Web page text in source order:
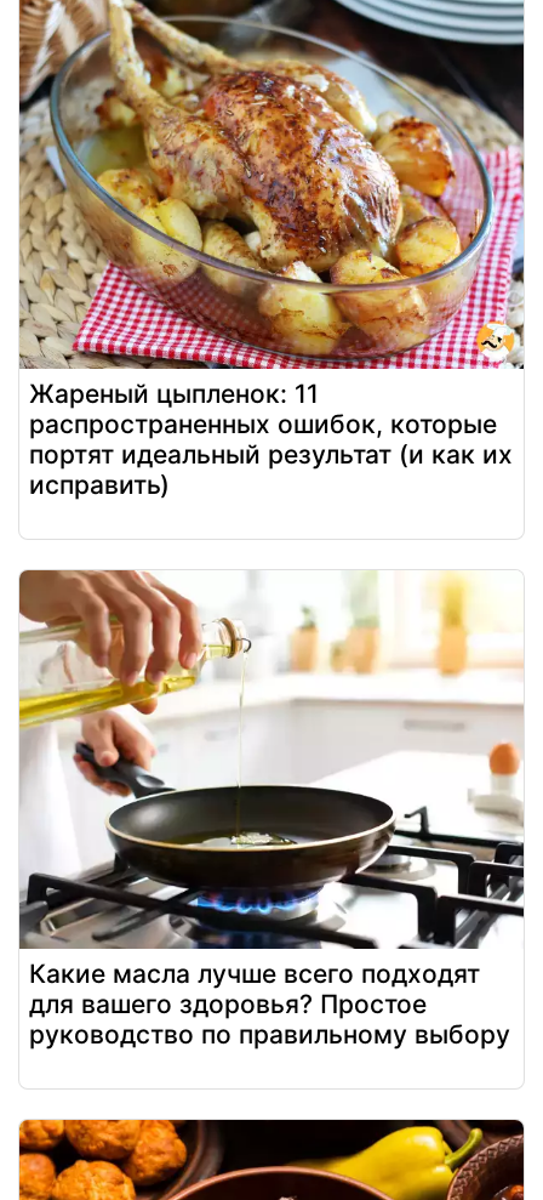
Жареный цыпленок: 11
распространенных ошибок, которые
портят идеальный результат (и как их
исправить)
Какие масла лучше всего подходят
для вашего здоровья? Простое
руководство по правильному выбору